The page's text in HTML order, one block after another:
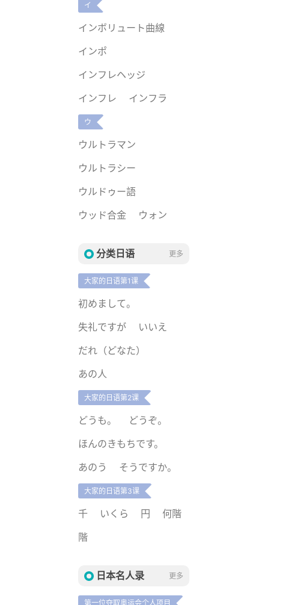
イ
インボリュート曲線
インポ
インフレヘッジ
インフレ
インフラ
ウ
ウルトラマン
ウルトラシー
ウルドゥー語
ウッド合金
ウォン
分类日语 更多
大家的日语第1课
初めまして。
失礼ですが
いいえ
だれ（どなた）
あの人
大家的日语第2课
どうも。
どうぞ。
ほんのきもちです。
あのう
そうですか。
大家的日语第3课
千 いくら 円
何階
階
日本名人录 更多
第一位夺取奥运会个人项目